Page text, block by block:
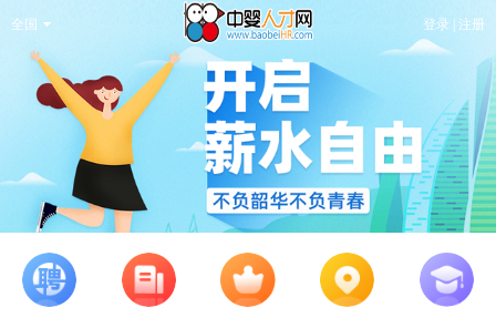
全国 登录 | 注册